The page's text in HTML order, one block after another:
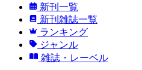
新刊一覧
新刊雑誌一覧
ランキング
ジャンル
雑誌・レーベル